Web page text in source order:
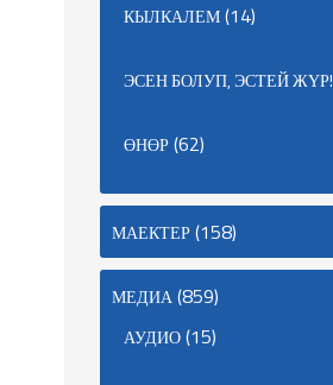
КЫЛКАЛЕМ(14)
ЭСЕН БОЛУП, ЭСТЕЙ ЖҮР!
ӨНӨР(62)
МАЕКТЕР(158)
МЕДИА(859)
АУДИО(15)